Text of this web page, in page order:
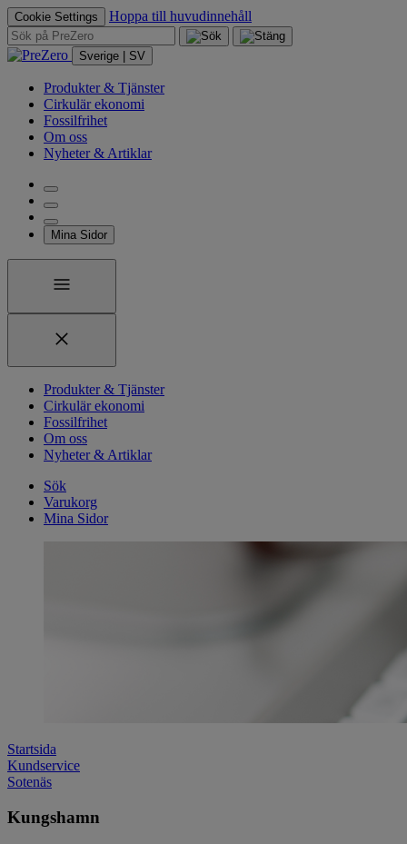
Cookie Settings Hoppa till huvudinnehåll
Sverige | SV
Produkter & Tjänster
Cirkulär ekonomi
Fossilfrihet
Om oss
Nyheter & Artiklar
Mina Sidor
Produkter & Tjänster
Cirkulär ekonomi
Fossilfrihet
Om oss
Nyheter & Artiklar
Sök
Varukorg
Mina Sidor
Startsida
Kundservice
Sotenäs
Kungshamn